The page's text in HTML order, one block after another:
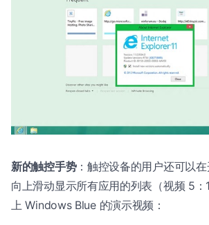
新的触控手势：触控设备的用户还可以
向上滑动显示所有应用的列表（视频 5
上 Windows Blue 的演示视频：